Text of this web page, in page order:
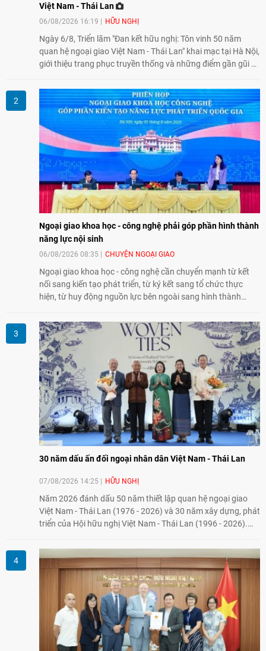
Việt Nam - Thái Lan
06/08/2026 16:19 HỮU NGHỊ
Ngày 6/8, Triển lãm "Đan kết hữu nghị: Tôn vinh 50 năm
quan hệ ngoại giao Việt Nam - Thái Lan" khai mạc tại Hà Nội,
giới thiệu trang phục truyền thống và những điểm gần gũi về
giao lưu nhân dân trong chặng đường nửa thế kỷ quan hệ
song phương.
Ngoại giao khoa học - công nghệ phải góp phần hình thành
năng lực nội sinh
06/08/2026 08:35 CHUYỆN NGOẠI GIAO
Ngoại giao khoa học - công nghệ cần chuyển mạnh từ kết
nối sang kiến tạo phát triển, từ ký kết sang tổ chức thực
hiện, từ huy động nguồn lực bên ngoài sang hình thành
nghệ, đổi mới sáng tạo và chuyển đổi số trở thành động lực
phát triển đất nước.
30 năm dấu ấn đối ngoại nhân dân Việt Nam - Thái Lan
07/08/2026 14:25 HỮU NGHỊ
Năm 2026 đánh dấu 50 năm thiết lập quan hệ ngoại giao
Việt Nam - Thái Lan (1976 - 2026) và 30 năm xây dựng, phát
triển của Hội hữu nghị Việt Nam - Thái Lan (1996 - 2026).
tình hữu nghị, đồng thời từng bước mở rộng hoạt động từ
giao lưu truyền thống sang kết nối địa phương, doanh
nghiệp, giáo dục, văn hóa và thế hệ trẻ, góp phần tăng
cường sự hiểu biết và hợp tác giữa nhân dân hai nước.